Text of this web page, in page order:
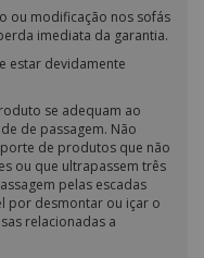
ou modificação nos sofás
imediata da garantia.
estar devidamente
se adequam ao
de passagem. Não
de produtos que não
ou que ultrapassem três
pelas escadas
por desmontar ou içar o
relacionadas a